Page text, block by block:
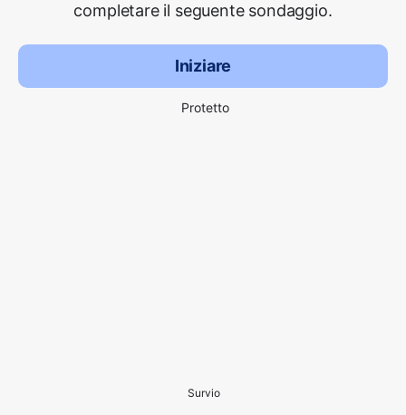
completare il seguente sondaggio.
Iniziare
Protetto
Survio